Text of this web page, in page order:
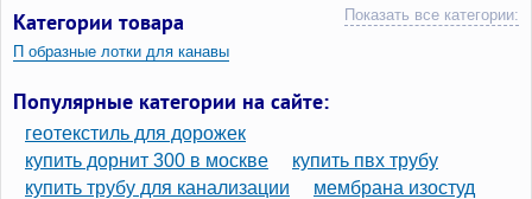
Категории товара Показать все категории:
П образные лотки для канавы
Лотки ливневые бетонные с чугунной решеткой
Лотки железобетонные дренажные
Популярные категории на сайте:
геотекстиль для дорожек
купить дорнит 300 в москве
купить пвх трубу
купить трубу для канализации
мембрана изостуд